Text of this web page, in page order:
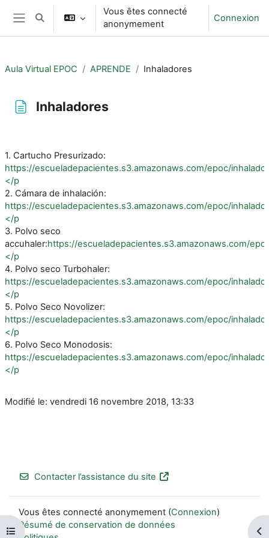
Passer au contenu principal
Panneau latéral
Activer/désactiver la saisie de recherche
Vous êtes connecté
anonymement
Connexion
Ouvrir l’index du cours
Aula Virtual EPOC APRENDE Inhaladores
Inhaladores
1. Cartucho Presurizado:
https://escueladepacientes.s3.amazonaws.com/epoc/
</p
2. Cámara de inhalación:
https://escueladepacientes.s3.amazonaws.com/epoc/
</p
3. Polvo seco
accuhaler:https://escueladepacientes.s3.amazonaws.com/
</p
4. Polvo seco Turbohaler:
https://escueladepacientes.s3.amazonaws.com/epoc/
</p
5. Polvo Seco Novolizer:
https://escueladepacientes.s3.amazonaws.com/epoc/
</p
6. Polvo Seco Monodosis:
https://escueladepacientes.s3.amazonaws.com/epoc/
</p
Modifié le: vendredi 16 novembre 2018, 13:33
Contacter l’assistance du site
Vous êtes connecté anonymement (Connexion)
Résumé de conservation de données